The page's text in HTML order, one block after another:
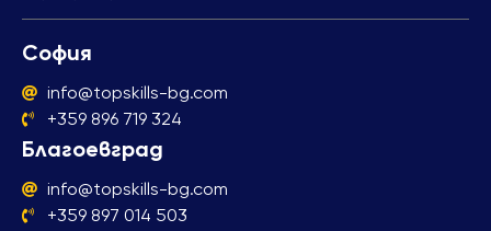
София
info@topskills-bg.com
+359 896 719 324
Благоевград
info@topskills-bg.com
+359 897 014 503